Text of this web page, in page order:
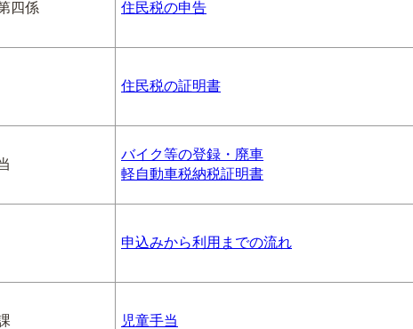
四係 住民税の申告
住民税の証明書
バイク等の登録・廃車
軽自動車税納税証明書
申込みから利用までの流れ
児童手当